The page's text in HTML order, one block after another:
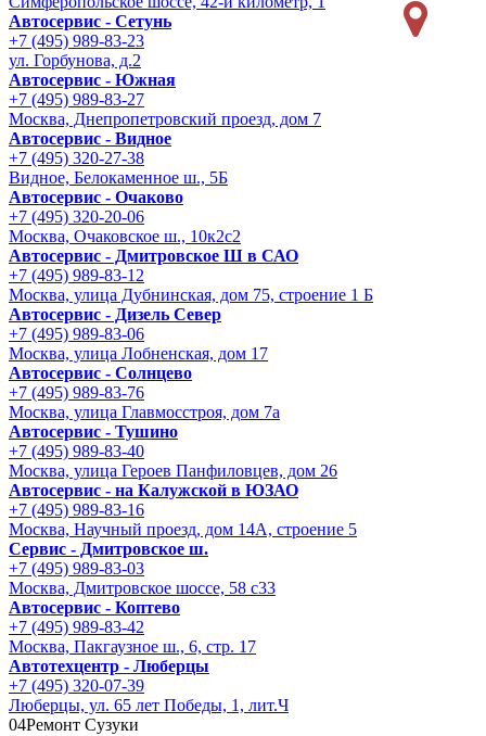
Автосервис - Сетунь
+7 (495) 989-83-23
ул. Горбунова, д.2
Автосервис - Южная
+7 (495) 989-83-27
Москва, Днепропетровский проезд, дом 7
Автосервис - Видное
+7 (495) 320-27-38
Видное, Белокаменное ш., 5Б
Автосервис - Очаково
+7 (495) 320-20-06
Москва, Очаковское ш., 10к2с2
Автосервис - Дмитровское Ш в САО
+7 (495) 989-83-12
Москва, улица Дубнинская, дом 75, строение 1 Б
Автосервис - Дизель Север
+7 (495) 989-83-06
Москва, улица Лобненская, дом 17
Автосервис - Солнцево
+7 (495) 989-83-76
Москва, улица Главмосстроя, дом 7а
Автосервис - Тушино
+7 (495) 989-83-40
Москва, улица Героев Панфиловцев, дом 26
Автосервис - на Калужской в ЮЗАО
+7 (495) 989-83-16
Москва, Научный проезд, дом 14А, строение 5
Сервис - Дмитровское ш.
+7 (495) 989-83-03
Москва, Дмитровское шоссе, 58 с33
Автосервис - Коптево
+7 (495) 989-83-42
Москва, Пакгаузное ш., 6, стр. 17
Автотехцентр - Люберцы
+7 (495) 320-07-39
Люберцы, ул. 65 лет Победы, 1, лит.Ч
04Ремонт Сузуки